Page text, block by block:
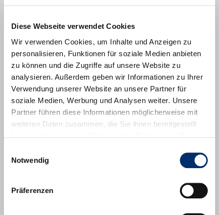
Diese Webseite verwendet Cookies
Wir verwenden Cookies, um Inhalte und Anzeigen zu
personalisieren, Funktionen für soziale Medien anbieten
zu können und die Zugriffe auf unsere Website zu
analysieren. Außerdem geben wir Informationen zu Ihrer
Verwendung unserer Website an unsere Partner für
soziale Medien, Werbung und Analysen weiter. Unsere
Partner führen diese Informationen möglicherweise mit
weiteren Daten zusammen, die Sie ihnen bereitgestellt
Notwendig
Präferenzen
Übungsleiterinnen und Übungsleiter
Wir bieten:
Übungsleiterpauschale
Zeitaufwand:
1-2 Stunden pro Woche
Anforderungen:
Übungsleiterschein oder entsprechende Kenntnisse
Angaben zur Institution:
Tel.: 089/52066705
Website:www.sportfreunde-puchheim.de